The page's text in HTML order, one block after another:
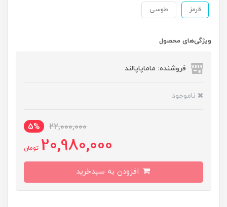
قرمز طوسی
ویژگی‌های محصول
فروشنده: ماماپاپالند
ناموجود
22,000,000
5%
20,980,000 تومان